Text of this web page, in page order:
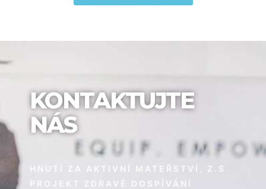
KONTAKTUJTE
NÁS
HNUTÍ ZA AKTIVNÍ MATEŘSTVÍ, Z.S.
PROJEKT ZDRAVÉ DOSPÍVÁNÍ